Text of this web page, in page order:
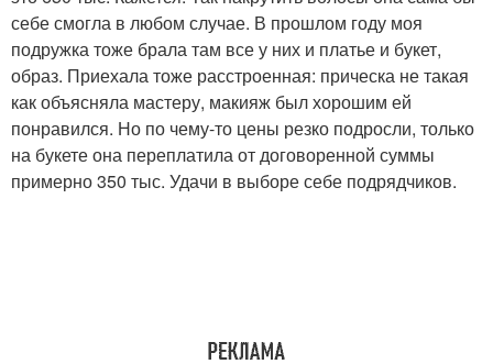
себе смогла в любом случае. В прошлом году моя
подружка тоже брала там все у них и платье и букет,
образ. Приехала тоже расстроенная: прическа не такая
как объясняла мастеру, макияж был хорошим ей
понравился. Но по чему-то цены резко подросли, только
на букете она переплатила от договоренной суммы
примерно 350 тыс. Удачи в выборе себе подрядчиков.